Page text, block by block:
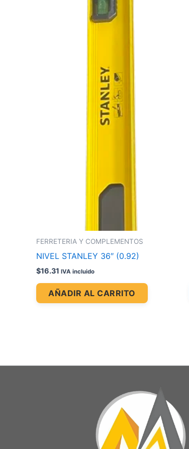
FERRETERIA Y COMPLEMENTOS
NIVEL STANLEY 36″ (0.92)
$16.31 IVA incluido
AÑADIR AL CARRITO